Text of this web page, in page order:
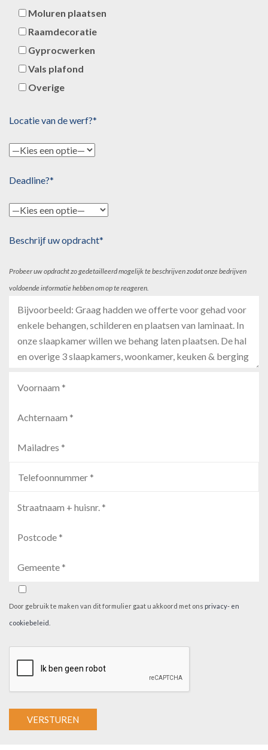
Moluren plaatsen
Raamdecoratie
Gyprocwerken
Vals plafond
Overige
Locatie van de werf?*
Deadline?*
Beschrijf uw opdracht*
Probeer uw opdracht zo gedetailleerd mogelijk te beschrijven zodat onze bedrijven
voldoende informatie hebben om op te reageren.
Door gebruik te maken van dit formulier gaat u akkoord met ons privacy- en
cookiebeleid